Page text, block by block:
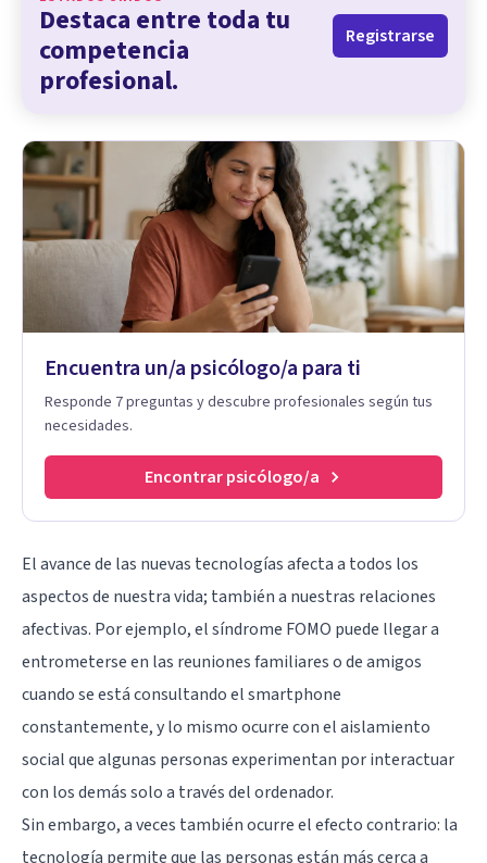
Destaca entre toda tu
competencia
profesional.
Registrarse
Encuentra un/a psicólogo/a para ti
Responde 7 preguntas y descubre profesionales según tus
necesidades.
Encontrar psicólogo/a
El avance de las nuevas tecnologías afecta a todos los
aspectos de nuestra vida; también a nuestras relaciones
afectivas. Por ejemplo, elsíndrome FOMO puede llegar a
entrometerse en las reuniones familiares o de amigos
cuando se está consultando el smartphone
constantemente, y lo mismo ocurre conel aislamiento
social que algunas personas experimentan por interactuar
con los demás solo a través del ordenador.
Sin embargo, a veces también ocurre el efecto contrario: la
tecnología permite que las personas están más cerca a